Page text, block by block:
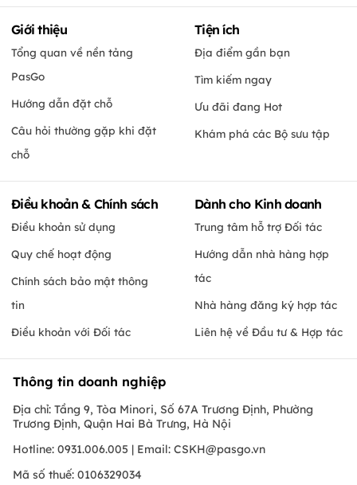
Giới thiệu
Tổng quan về nền tảng
PasGo
Hướng dẫn đặt chỗ
Câu hỏi thường gặp khi đặt
chỗ
Tiện ích
Địa điểm gần bạn
Tìm kiếm ngay
Ưu đãi đang Hot
Khám phá các Bộ sưu tập
Điều khoản & Chính sách
Điều khoản sử dụng
Quy chế hoạt động
Chính sách bảo mật thông
tin
Điều khoản với Đối tác
Dành cho Kinh doanh
Trung tâm hỗ trợ Đối tác
Hướng dẫn nhà hàng hợp
tác
Nhà hàng đăng ký hợp tác
Liên hệ về Đầu tư & Hợp tác
Thông tin doanh nghiệp
Địa chỉ: Tầng 9, Tòa Minori, Số 67A Trương Định, Phường
Trương Định, Quận Hai Bà Trưng, Hà Nội
Hotline: 0931.006.005 | Email: CSKH@pasgo.vn
Mã số thuế: 0106329034